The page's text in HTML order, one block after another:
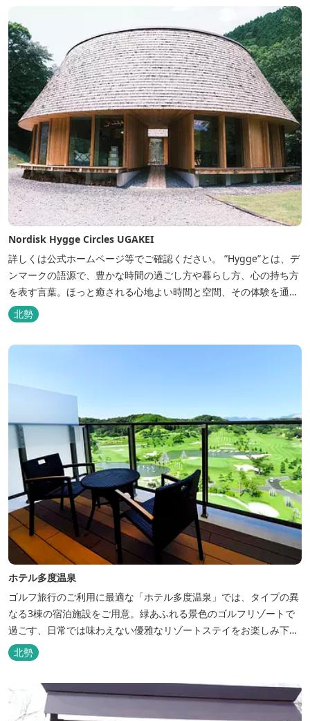
Nordisk Hygge Circles UGAKEI
詳しくは公式ホームページ等でご確認ください。 ”Hygge”とは、デ
ンマークの語源で、豊かな時間の過ごし方や暮らし方、心の持ち方
を表す言葉。ほっと癒される心地よい時間と空間、その体験を通し
て得られる幸福感のことです。 デンマーク発のアウトドアブランド
「Nordisk（ノルディスク）」と三重県いなべ市が連携して手がけ
た日本初のアウトドアフィールドが、2023年４月３日にオープンし
北勢
ホテル多度温泉
ゴルフ旅行のご利用に最適な「ホテル多度温泉」では、タイプの異
なる3棟の宿泊施設をご用意。緑あふれる景色のゴルフリゾートで
過ごす、日常では味わえない優雅なリゾートステイをお楽しみ下さ
い。
北勢